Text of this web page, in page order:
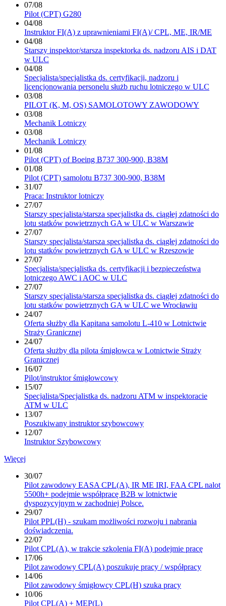
07/08
Pilot (CPT) G280
04/08
Instruktor FI(A) z uprawnieniami FI(A)/ CPL, ME, IR/ME
04/08
Starszy inspektor/starsza inspektorka ds. nadzoru AIS i DAT
w ULC
04/08
Specjalista/specjalistka ds. certyfikacji, nadzoru i
licencjonowania personelu służb ruchu lotniczego w ULC
03/08
PILOT (K, M, OS) SAMOLOTOWY ZAWODOWY
03/08
Mechanik Lotniczy
03/08
Mechanik Lotniczy
01/08
Pilot (CPT) of Boeing B737 300-900, B38M
01/08
Pilot (CPT) samolotu B737 300-900, B38M
31/07
Praca: Instruktor lotniczy
27/07
Starszy specjalista/starsza specjalistka ds. ciągłej zdatności do
lotu statków powietrznych GA w ULC w Warszawie
27/07
Starszy specjalista/starsza specjalistka ds. ciągłej zdatności do
lotu statków powietrznych GA w ULC w Rzeszowie
27/07
Specjalista/specjalistka ds. certyfikacji i bezpieczeństwa
lotniczego AWC i AOC w ULC
27/07
Starszy specjalista/starsza specjalistka ds. ciągłej zdatności do
lotu statków powietrznych GA w ULC we Wrocławiu
24/07
Oferta służby dla Kapitana samolotu L-410 w Lotnictwie
Straży Granicznej
24/07
Oferta służby dla pilota śmigłowca w Lotnictwie Straży
Granicznej
16/07
Pilot/instruktor śmigłowcowy
15/07
Specjalista/Specjalistka ds. nadzoru ATM w inspektoracie
ATM w ULC
13/07
Poszukiwany instruktor szybowcowy
12/07
Instruktor Szybowcowy
Więcej
30/07
Pilot zawodowy EASA CPL(A), IR ME IRI, FAA CPL nalot
5500h+ podejmie współpracę B2B w lotnictwie
dyspozycyjnym w zachodniej Polsce.
29/07
Pilot PPL(H) - szukam możliwości rozwoju i nabrania
doświadczenia.
22/07
Pilot CPL(A), w trakcie szkolenia FI(A) podejmie pracę
17/06
Pilot zawodowy CPL(A) poszukuje pracy / współpracy
14/06
Pilot zawodowy śmigłowcy CPL(H) szuka pracy
10/06
Pilot CPL(A) + MEP(L)